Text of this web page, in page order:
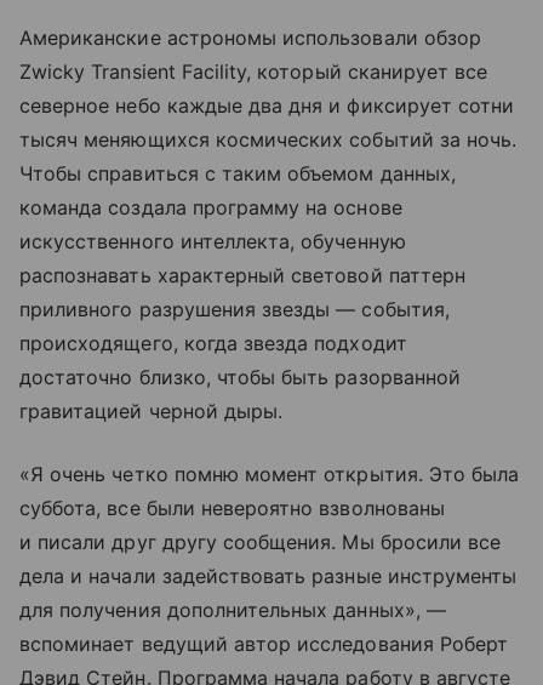
Американские астрономы использовали обзор
Zwicky Transient Facility, который сканирует все
северное небо каждые два дня и фиксирует сотни
тысяч меняющихся космических событий за ночь.
Чтобы справиться с таким объемом данных,
команда создала программу на основе
искусственного интеллекта, обученную
распознавать характерный световой паттерн
приливного разрушения звезды — события,
происходящего, когда звезда подходит
достаточно близко, чтобы быть разорванной
гравитацией черной дыры.
«Я очень четко помню момент открытия. Это была
суббота, все были невероятно взволнованы
и писали друг другу сообщения. Мы бросили все
дела и начали задействовать разные инструменты
для получения дополнительных данных», —
вспоминает ведущий автор исследования Роберт
Дэвид Стейн. Программа начала работу в августе